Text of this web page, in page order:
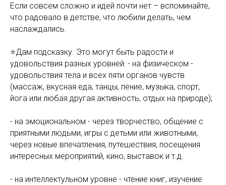
Если совсем сложно и идей почти нет – вспоминайте,
что радовало в детстве, что любили делать, чем
наслаждались.
⭐️Дам подсказку. Это могут быть радости и
удовольствия разных уровней: - на физическом -
удовольствия тела и всех пяти органов чувств
(массаж, вкусная еда, танцы, пение, музыка, спорт,
йога или любая другая активность, отдых на природе);
- на эмоциональном - через творчество, общение с
приятными людьми, игры с детьми или животными,
через новые впечатления, путешествия, посещения
интересных мероприятий, кино, выставок и т.д.
- на интеллектульном уровне - чтение книг, изучение